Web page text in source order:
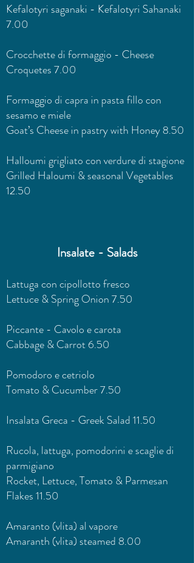
Kefalotyri saganaki - Kefalotyri Sahanaki
7.00
Crocchette di formaggio - Cheese
Croquetes 7.00
Formaggio di capra in pasta fillo con
sesamo e miele
Goat’s Cheese in pastry with Honey 8.50
Halloumi grigliato con verdure di stagione
Grilled Haloumi & seasonal Vegetables
12.50
Insalate - Salads
Lattuga con cipollotto fresco
Lettuce & Spring Onion 7.50
Piccante - Cavolo e carota
Cabbage & Carrot 6.50
Pomodoro e cetriolo
Tomato & Cucumber 7.50
Insalata Greca - Greek Salad 11.50
Rucola, lattuga, pomodorini e scaglie di
parmigiano
Rocket, Lettuce, Tomato & Parmesan
Flakes 11.50
Amaranto (vlita) al vapore
Amaranth (vlita) steamed 8.00